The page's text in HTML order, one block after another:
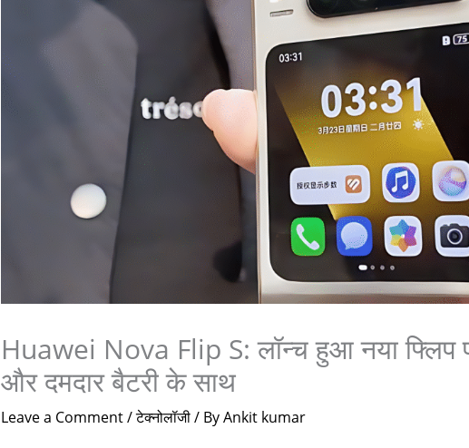
Huawei Nova Flip S: लॉन्च हुआ नया फ्लिप
और दमदार बैटरी के साथ
Leave a Comment/टेक्नोलॉजी/ ByAnkit kumar